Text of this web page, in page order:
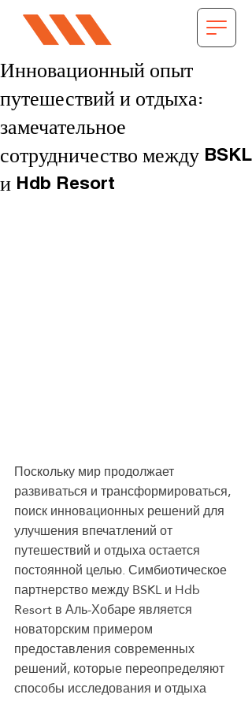
Инновационный опыт
путешествий и отдыха:
замечательное
сотрудничество между BSKL
и Hdb Resort
Поскольку мир продолжает
развиваться и трансформироваться,
поиск инновационных решений для
улучшения впечатлений от
путешествий и отдыха остается
постоянной целью. Симбиотическое
партнерство между BSKL и Hdb
Resort в Аль-Хобаре является
новаторским примером
предоставления современных
решений, которые переопределяют
способы исследования и отдыха